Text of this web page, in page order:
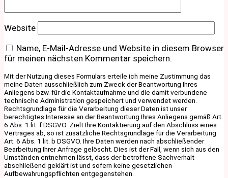
Website
Name, E-Mail-Adresse und Website in diesem Browser
für meinen nächsten Kommentar speichern.
Mit der Nutzung dieses Formulars erteile ich meine Zustimmung das
meine Daten ausschließlich zum Zweck der Beantwortung Ihres
Anliegens bzw. für die Kontaktaufnahme und die damit verbundene
technische Administration gespeichert und verwendet werden.
Rechtsgrundlage für die Verarbeitung dieser Daten ist unser
berechtigtes Interesse an der Beantwortung Ihres Anliegens gemäß Art.
6 Abs. 1 lit. f DSGVO. Zielt Ihre Kontaktierung auf den Abschluss eines
Vertrages ab, so ist zusätzliche Rechtsgrundlage für die Verarbeitung
Art. 6 Abs. 1 lit. b DSGVO. Ihre Daten werden nach abschließender
Bearbeitung Ihrer Anfrage gelöscht. Dies ist der Fall, wenn sich aus den
Umständen entnehmen lässt, dass der betroffene Sachverhalt
abschließend geklärt ist und sofern keine gesetzlichen
Aufbewahrungspflichten entgegenstehen.